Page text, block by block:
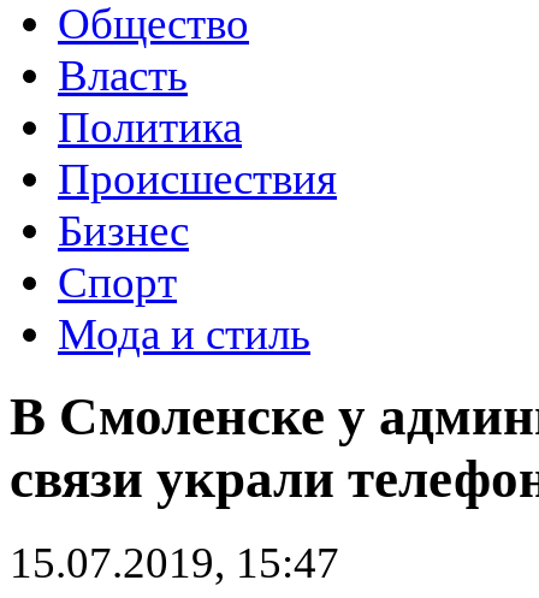
Общество
Власть
Политика
Происшествия
Бизнес
Спорт
Мода и стиль
В Смоленске у
связи украли
15.07.2019, 15:47